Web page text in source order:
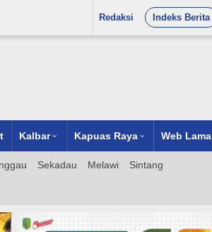
Redaksi Indeks Berita
Kalbar Kapuas Raya Web Lama
Sekadau Melawi Sintang